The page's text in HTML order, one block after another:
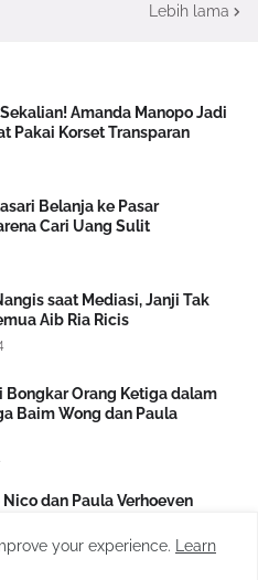
Lebih lama
Amanda Manopo Jadi
Pakai Korset Transparan
Belanja ke Pasar
Cari Uang Sulit
saat Mediasi, Janji Tak
Aib Ria Ricis
Bongkar Orang Ketiga dalam
Baim Wong dan Paula
dan Paula Verhoeven
Rp2 Myour experience.
Learn